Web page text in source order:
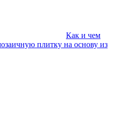
Как и чем
плитку на основу из